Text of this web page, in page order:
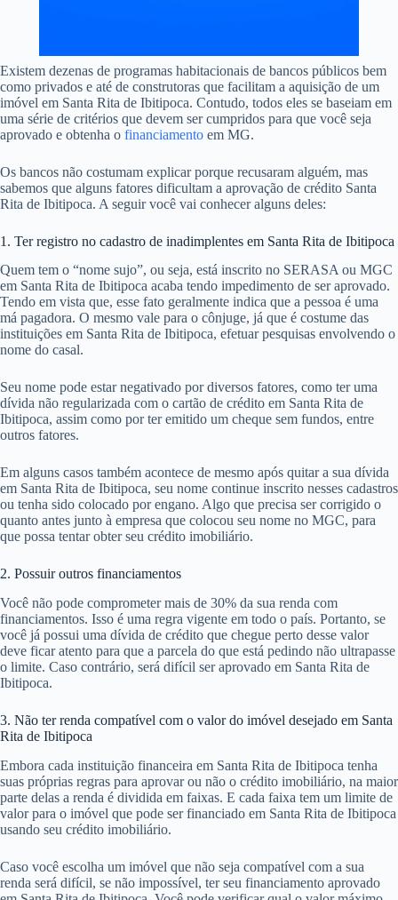
Existem dezenas de programas habitacionais de bancos públicos bem
como privados e até de construtoras que facilitam a aquisição de um
imóvel em Santa Rita de Ibitipoca. Contudo, todos eles se baseiam em
uma série de critérios que devem ser cumpridos para que você seja
aprovado e obtenha o financiamento em MG.
Os bancos não costumam explicar porque recusaram alguém, mas
sabemos que alguns fatores dificultam a aprovação de crédito Santa
Rita de Ibitipoca. A seguir você vai conhecer alguns deles:
1. Ter registro no cadastro de inadimplentes em Santa Rita de Ibitipoca
Quem tem o “nome sujo”, ou seja, está inscrito no SERASA ou MGC
em Santa Rita de Ibitipoca acaba tendo impedimento de ser aprovado.
Tendo em vista que, esse fato geralmente indica que a pessoa é uma
má pagadora. O mesmo vale para o cônjuge, já que é costume das
instituições em Santa Rita de Ibitipoca, efetuar pesquisas envolvendo o
nome do casal.
Seu nome pode estar negativado por diversos fatores, como ter uma
dívida não regularizada com o cartão de crédito em Santa Rita de
Ibitipoca, assim como por ter emitido um cheque sem fundos, entre
outros fatores.
Em alguns casos também acontece de mesmo após quitar a sua dívida
em Santa Rita de Ibitipoca, seu nome continue inscrito nesses cadastros
ou tenha sido colocado por engano. Algo que precisa ser corrigido o
quanto antes junto à empresa que colocou seu nome no MGC, para
que possa tentar obter seu crédito imobiliário.
2. Possuir outros financiamentos
Você não pode comprometer mais de 30% da sua renda com
financiamentos. Isso é uma regra vigente em todo o país. Portanto, se
você já possui uma dívida de crédito que chegue perto desse valor
deve ficar atento para que a parcela do que está pedindo não ultrapasse
o limite. Caso contrário, será difícil ser aprovado em Santa Rita de
Ibitipoca.
3. Não ter renda compatível com o valor do imóvel desejado em Santa
Rita de Ibitipoca
Embora cada instituição financeira em Santa Rita de Ibitipoca tenha
suas próprias regras para aprovar ou não o crédito imobiliário, na maior
parte delas a renda é dividida em faixas. E cada faixa tem um limite de
valor para o imóvel que pode ser financiado em Santa Rita de Ibitipoca
usando seu crédito imobiliário.
Caso você escolha um imóvel que não seja compatível com a sua
renda será difícil, se não impossível, ter seu financiamento aprovado